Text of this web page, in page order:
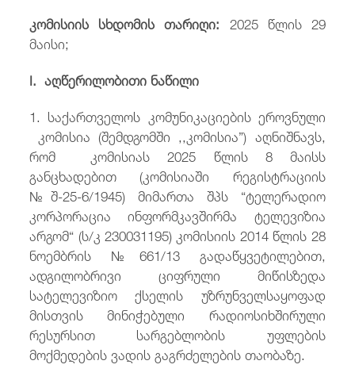
კომისიის სხდომის თარიღი: 2025 წლის 29
მაისი;
I. აღწერილობითი ნაწილი
1. საქართველოს კომუნიკაციების ეროვნული
კომისია (შემდგომში ,,კომისია”) აღნიშნავს,
რომ კომისიას 2025 წლის 8 მაისს
განცხადებით (კომისიაში რეგისტრაციის
№შ-25-6/1945) მიმართა შპს “ტელერადიო
კორპორაცია ინფორმკავშირმა ტელევიზია
არგომ“ (ს/კ 230031195) კომისიის 2014 წლის 28
ნოემბრის №661/13 გადაწყვეტილებით,
ადგილობრივი ციფრული მიწისზედა
სატელევიზიო ქსელის უზრუნველსაყოფად
მისთვის მინიჭებული რადიოსიხშირული
რესურსით სარგებლობის უფლების
მოქმედების ვადის გაგრძელების თაობაზე.